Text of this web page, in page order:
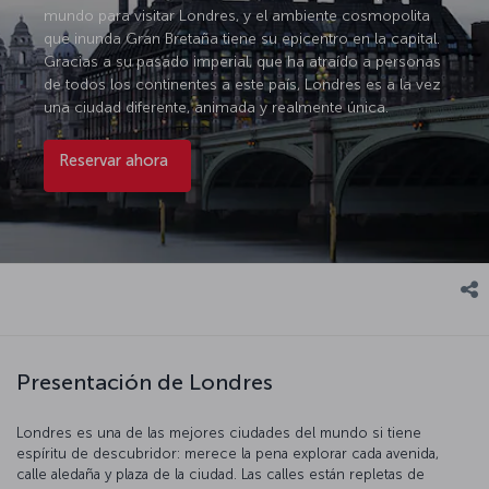
mundo para visitar Londres, y el ambiente cosmopolita
que inunda Gran Bretaña tiene su epicentro en la capital.
Gracias a su pasado imperial, que ha atraído a personas
de todos los continentes a este país, Londres es a la vez
una ciudad diferente, animada y realmente única.
Reservar ahora
Presentación de Londres
Londres es una de las mejores ciudades del mundo si tiene
espíritu de descubridor: merece la pena explorar cada avenida,
calle aledaña y plaza de la ciudad. Las calles están repletas de